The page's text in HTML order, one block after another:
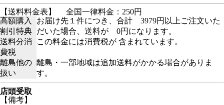
【送料料金表】
全国一律料金：250円
高額購入
割引特典
お届け先１件につき、合計 3979円以上ご注文いた
だいた場合、送料が 0円になります。
送料分消
費税
この料金には消費税が 含まれています。
離島他の
扱い
離島・一部地域は追加送料がかかる場合がありま
す。
店頭受取
【備考】